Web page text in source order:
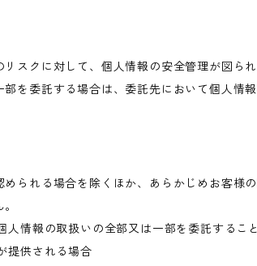
スクに対して、個人情報の安全管理が図ら
を委託する場合は、委託先において個人情
られる場合を除くほか、あらかじめお客様
人情報の取扱いの全部又は一部を委託するこ
提供される場合